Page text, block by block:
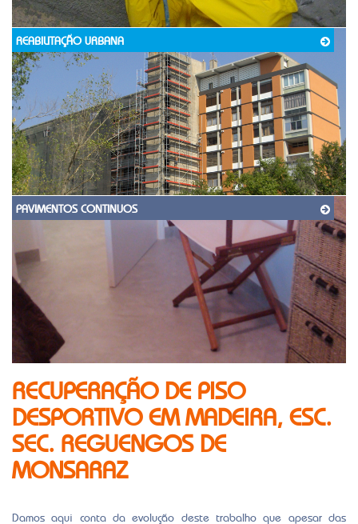
REABILITAÇÃO URBANA
PAVIMENTOS CONTINUOS
RECUPERAÇÃO DE PISO
DESPORTIVO EM MADEIRA, ESC.
SEC. REGUENGOS DE
MONSARAZ
dificuldades de gestão de contingências, nos está a motivar e os